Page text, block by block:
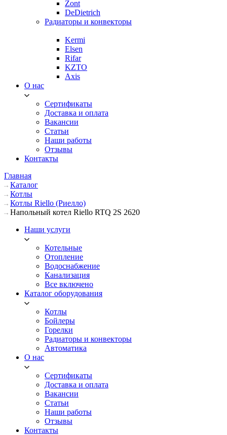
Zont
DeDietrich
Радиаторы и конвекторы
Kermi
Elsen
Rifar
KZTO
Axis
О нас
Сертификаты
Доставка и оплата
Вакансии
Статьи
Наши работы
Отзывы
Контакты
Главная
Каталог
Котлы
Котлы Riello (Риелло)
Напольный котел Riello RTQ 2S 2620
Наши услуги
Котельные
Отопление
Водоснабжение
Канализация
Все включено
Каталог оборудования
Котлы
Бойлеры
Горелки
Радиаторы и конвекторы
Автоматика
О нас
Сертификаты
Доставка и оплата
Вакансии
Статьи
Наши работы
Отзывы
Контакты